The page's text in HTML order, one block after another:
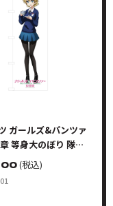
ガールズ&パンツァ
等身大のぼり 隊長
ダージリン
(税込)